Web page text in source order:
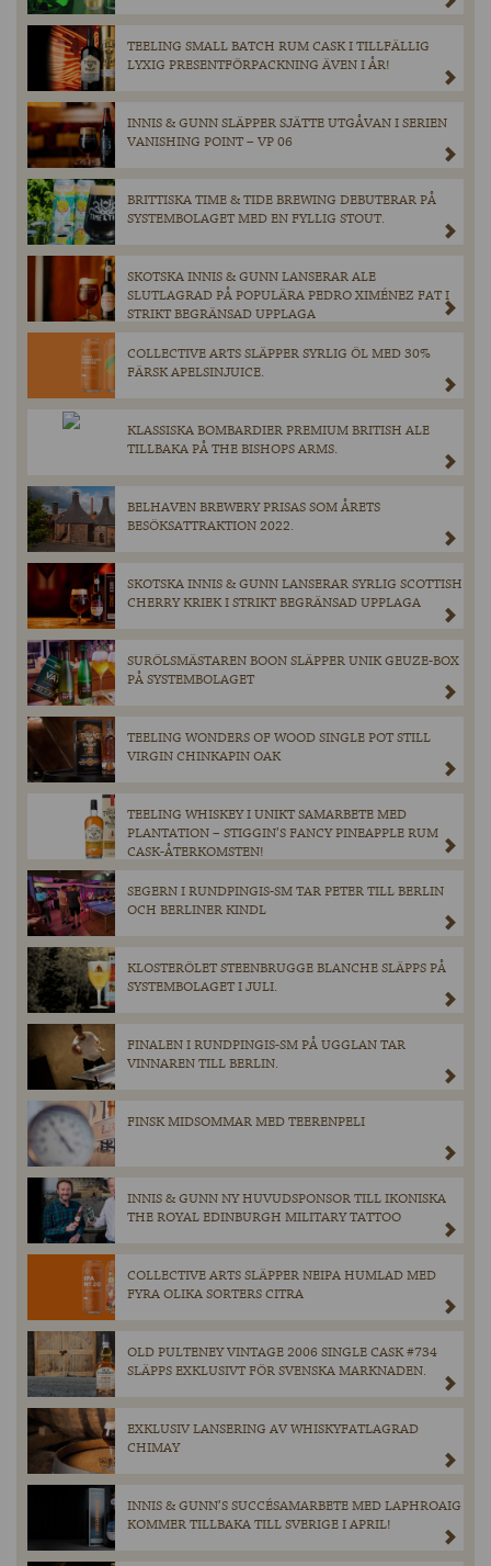
TEELING SMALL BATCH RUM CASK I TILLFÄLLIG
LYXIG PRESENTFÖRPACKNING ÄVEN I ÅR!
INNIS & GUNN SLÄPPER SJÄTTE UTGÅVAN I SERIEN
VANISHING POINT – VP 06
BRITTISKA TIME & TIDE BREWING DEBUTERAR PÅ
SYSTEMBOLAGET MED EN FYLLIG STOUT.
SKOTSKA INNIS & GUNN LANSERAR ALE
SLUTLAGRAD PÅ POPULÄRA PEDRO XIMÉNEZ FAT I
STRIKT BEGRÄNSAD UPPLAGA
COLLECTIVE ARTS SLÄPPER SYRLIG ÖL MED 30%
FÄRSK APELSINJUICE.
KLASSISKA BOMBARDIER PREMIUM BRITISH ALE
TILLBAKA PÅ THE BISHOPS ARMS.
BELHAVEN BREWERY PRISAS SOM ÅRETS
BESÖKSATTRAKTION 2022.
SKOTSKA INNIS & GUNN LANSERAR SYRLIG SCOTTISH
CHERRY KRIEK I STRIKT BEGRÄNSAD UPPLAGA
SURÖLSMÄSTAREN BOON SLÄPPER UNIK GEUZE-BOX
PÅ SYSTEMBOLAGET
TEELING WONDERS OF WOOD SINGLE POT STILL
VIRGIN CHINKAPIN OAK
TEELING WHISKEY I UNIKT SAMARBETE MED
PLANTATION – STIGGIN’S FANCY PINEAPPLE RUM
CASK-ÅTERKOMSTEN!
SEGERN I RUNDPINGIS-SM TAR PETER TILL BERLIN
OCH BERLINER KINDL
KLOSTERÖLET STEENBRUGGE BLANCHE SLÄPPS PÅ
SYSTEMBOLAGET I JULI.
FINALEN I RUNDPINGIS-SM PÅ UGGLAN TAR
VINNAREN TILL BERLIN.
FINSK MIDSOMMAR MED TEERENPELI
INNIS & GUNN NY HUVUDSPONSOR TILL IKONISKA
THE ROYAL EDINBURGH MILITARY TATTOO
COLLECTIVE ARTS SLÄPPER NEIPA HUMLAD MED
FYRA OLIKA SORTERS CITRA
OLD PULTENEY VINTAGE 2006 SINGLE CASK #734
SLÄPPS EXKLUSIVT FÖR SVENSKA MARKNADEN.
EXKLUSIV LANSERING AV WHISKYFATLAGRAD
CHIMAY
INNIS & GUNN’S SUCCÉSAMARBETE MED LAPHROAIG
KOMMER TILLBAKA TILL SVERIGE I APRIL!